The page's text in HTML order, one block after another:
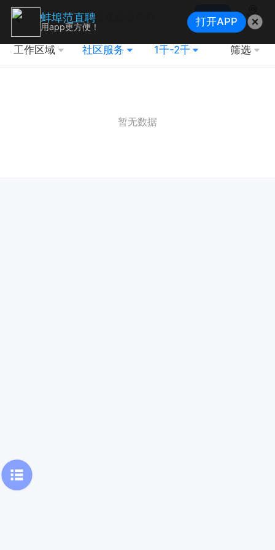
搜索
地图
工作区域 社区服务 1千-2千 筛选
暂无数据
蚌埠范直聘
用app更方便！ 打开APP